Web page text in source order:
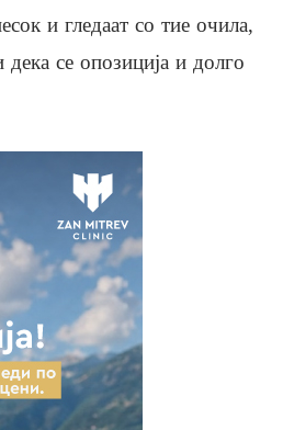
и гледаат со тие очила,
дека се опозиција и долго